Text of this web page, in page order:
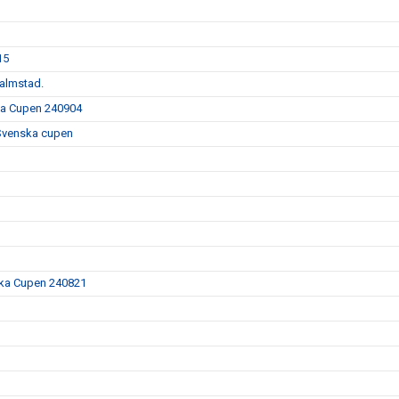
Cupen 240904
cupen
Cupen 240821